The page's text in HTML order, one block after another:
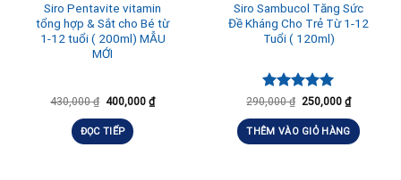
Siro Pentavite vitamin
tổng hợp & Sắt cho Bé từ
1-12 tuổi ( 200ml) MẪU
MỚI
430,000₫ 400,000 ₫
ĐỌC TIẾP
Siro Sambucol Tăng Sức
Đề Kháng Cho Trẻ Từ 1-12
Tuổi ( 120ml)
Được xếp
5 sao
290,000₫ 250,000 ₫
THÊM VÀO GIỎ HÀNG